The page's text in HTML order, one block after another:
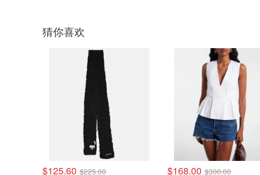
猜你喜欢
$125.60 $225.00 $168.00 $300.00